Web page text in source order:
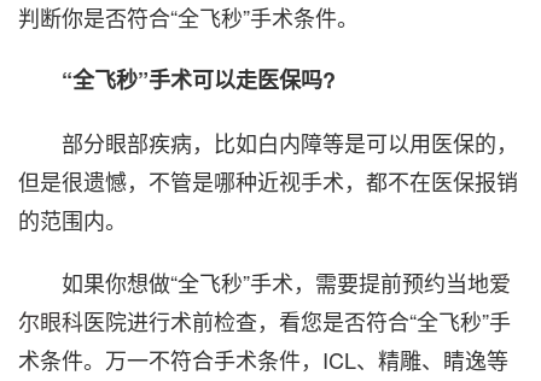
判断你是否符合“全飞秒”手术条件。
“全飞秒”手术可以走医保吗?
部分眼部疾病，比如白内障等是可以用医保的，
但是很遗憾，不管是哪种近视手术，都不在医保报销
的范围内。
如果你想做“全飞秒”手术，需要提前预约当地爱
尔眼科医院进行术前检查，看您是否符合“全飞秒”手
术条件。万一不符合手术条件，ICL、精雕、睛逸等